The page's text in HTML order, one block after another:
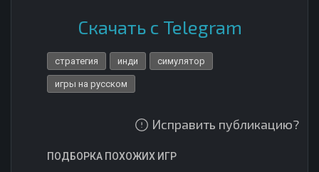
Скачать с Telegram
стратегия инди симулятор
игры на русском
Исправить публикацию?
ПОДБОРКА ПОХОЖИХ ИГР